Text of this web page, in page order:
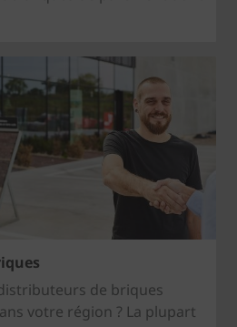
de briques
votre région ? La plupart